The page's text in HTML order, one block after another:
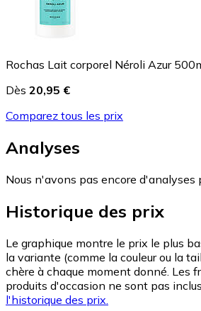
Rochas Lait corporel Néroli Azur
Dès 20,95 €
Comparez tous les prix
Analyses
Nous n'avons pas encore d'analyses
Historique des prix
Le graphique montre le prix le plus
la variante (comme la couleur ou la
chère à chaque moment donné. Les
produits d'occasion ne sont pas
l'historique des prix.